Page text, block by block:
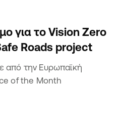
για το Vision Zero
Roads project
από την Ευρωπαϊκή
of the Month